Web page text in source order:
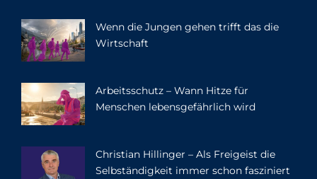
Wenn die Jungen gehen trifft das die
Wirtschaft
Arbeitsschutz – Wann Hitze für
Menschen lebensgefährlich wird
Christian Hillinger – Als Freigeist die
Selbständigkeit immer schon fasziniert